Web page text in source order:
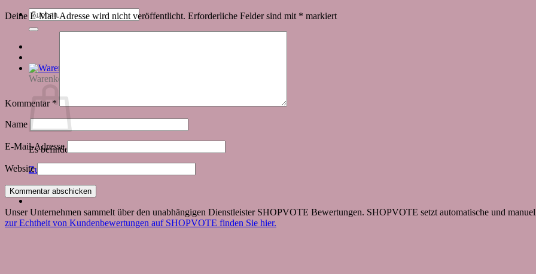
Suchen
nach:
Warenkorb
Es befinden sich keine Produkte im Warenkorb.
Zurück zum Shop
Deine E-Mail-Adresse wird nicht veröffentlicht. Erforderliche Felder sind mit * markiert
Kommentar *
Name
E-Mail-Adresse
Website
Unser Unternehmen sammelt über den unabhängigen Dienstleister SHOPVOTE Bewertungen. SHOPVOTE setzt automatische und
zur Echtheit von Kundenbewertungen auf SHOPVOTE finden Sie hier.